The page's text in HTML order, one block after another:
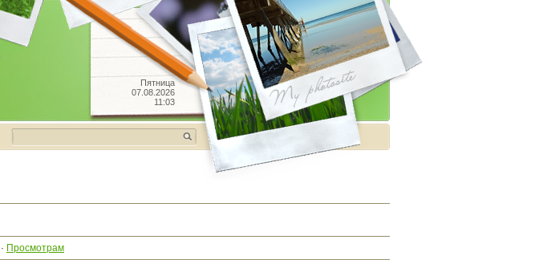
Пятница
07.08.2026
11:03
· Просмотрам